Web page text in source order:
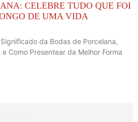
CELEBRE TUDO QUE FOI
DE UMA VIDA
da Bodas de Porcelana,
Como Presentear da Melhor Forma